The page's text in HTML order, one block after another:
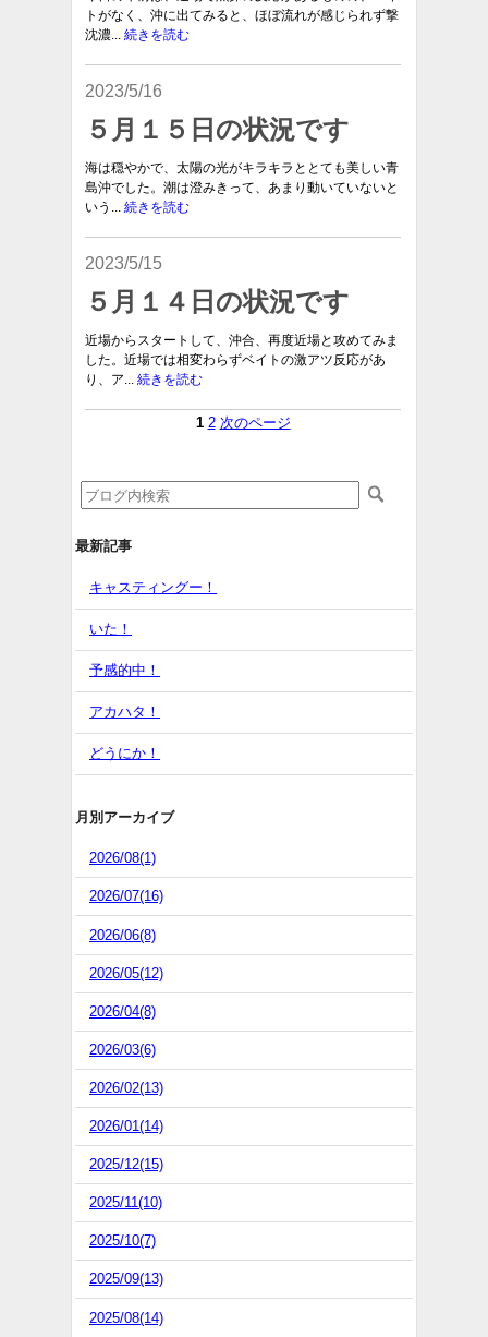
トがなく、沖に出てみると、ほぼ流れが感じられず撃
沈濃... 続きを読む
2023/5/16
５月１５日の状況です
海は穏やかで、太陽の光がキラキラととても美しい青
島沖でした。潮は澄みきって、あまり動いていないと
いう... 続きを読む
2023/5/15
５月１４日の状況です
近場からスタートして、沖合、再度近場と攻めてみま
した。近場では相変わらずベイトの激アツ反応があ
り、ア... 続きを読む
1 2 次のページ
最新記事
キャスティングー！
いた！
予感的中！
アカハタ！
どうにか！
月別アーカイブ
2026/08(1)
2026/07(16)
2026/06(8)
2026/05(12)
2026/04(8)
2026/03(6)
2026/02(13)
2026/01(14)
2025/12(15)
2025/11(10)
2025/10(7)
2025/09(13)
2025/08(14)